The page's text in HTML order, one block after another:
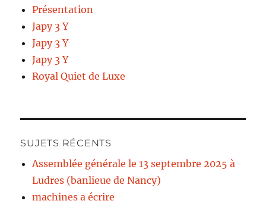
Présentation
Japy 3 Y
Japy 3 Y
Japy 3 Y
Royal Quiet de Luxe
SUJETS RÉCENTS
Assemblée générale le 13 septembre 2025 à
Ludres (banlieue de Nancy)
machines a écrire